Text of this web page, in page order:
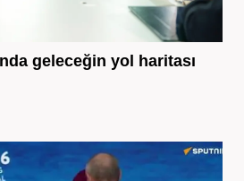
geleceğin yol haritası